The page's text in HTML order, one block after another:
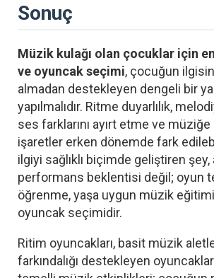
Sonuç
Müzik kulağı olan çocuklar için
ve oyuncak seçimi, çocuğun
almadan destekleyen dengeli bir
yapılmalıdır. Ritme duyarlılık,
ses farklarını ayırt etme ve
işaretler erken dönemde fark
ilgiyi sağlıklı biçimde geliştiren
performans beklentisi değil; oyun
öğrenme, yaşa uygun müzik
oyuncak seçimidir.
Ritim oyuncakları, basit müzik
farkındalığı destekleyen